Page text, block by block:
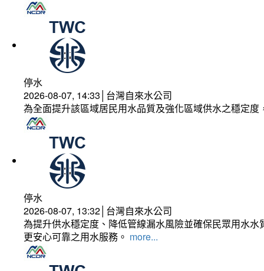
停水
2026-08-07, 14:33│台灣自來水公司
為全面提升該區域居民用水品質及強化區域供水之穩定
停水
2026-08-07, 13:32│台灣自來水公司
為提升供水穩定度、降低管線漏水風險並確保民眾用水
更安心可靠之用水服務。 more...